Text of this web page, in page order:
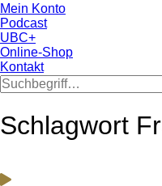
Mein Konto
Podcast
UBC+
Online-Shop
Kontakt
Schlagwort